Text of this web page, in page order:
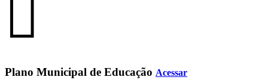
Plano Municipal de Educação Acessar